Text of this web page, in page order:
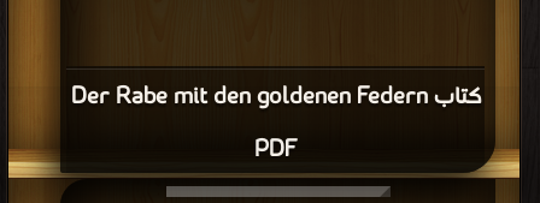
كتاب Der Rabe mit den goldenen Federn
PDF